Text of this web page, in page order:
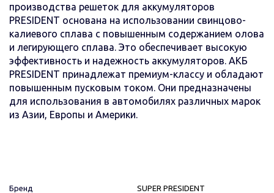
производства решеток для аккумуляторов
PRESIDENT основана на использовании свинцово-
калиевого сплава с повышенным содержанием олова
и легирующего сплава. Это обеспечивает высокую
эффективность и надежность аккумуляторов. АКБ
PRESIDENT принадлежат премиум-классу и обладают
повышенным пусковым током. Они предназначены
для использования в автомобилях различных марок
из Азии, Европы и Америки.
Бренд SUPER PRESIDENT